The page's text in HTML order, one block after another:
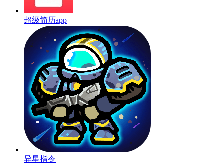
超级简历app
异星指令